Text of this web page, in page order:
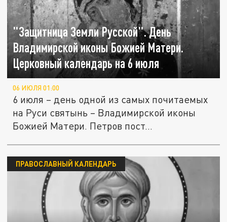
"Защитница Земли Русской". День
Владимирской иконы Божией Матери.
Церковный календарь на 6 июля
06 ИЮЛЯ 01:00
6 июля – день одной из самых почитаемых
на Руси святынь – Владимирской иконы
Божией Матери. Петров пост...
ПРАВОСЛАВНЫЙ КАЛЕНДАРЬ